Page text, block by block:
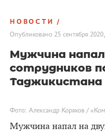
НОВОСТИ
Опубликовано 25 сентября
Мужчина
сотрудников
Таджикистана
Фото: Александр Коряков /
Мужчина напал на